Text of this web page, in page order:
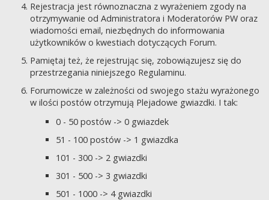
Rejestracja jest równoznaczna z wyrażeniem zgody na
otrzymywanie od Administratora i Moderatorów PW oraz
wiadomości email, niezbędnych do informowania
użytkowników o kwestiach dotyczących Forum.
Pamiętaj też, że rejestrując się, zobowiązujesz się do
przestrzegania niniejszego Regulaminu.
Forumowicze w zależności od swojego stażu wyrażonego
w ilości postów otrzymują Plejadowe gwiazdki. I tak:
0 - 50 postów -> 0 gwiazdek
51 - 100 postów -> 1 gwiazdka
101 - 300 -> 2 gwiazdki
301 - 500 -> 3 gwiazdki
501 - 1000 -> 4 gwiazdki